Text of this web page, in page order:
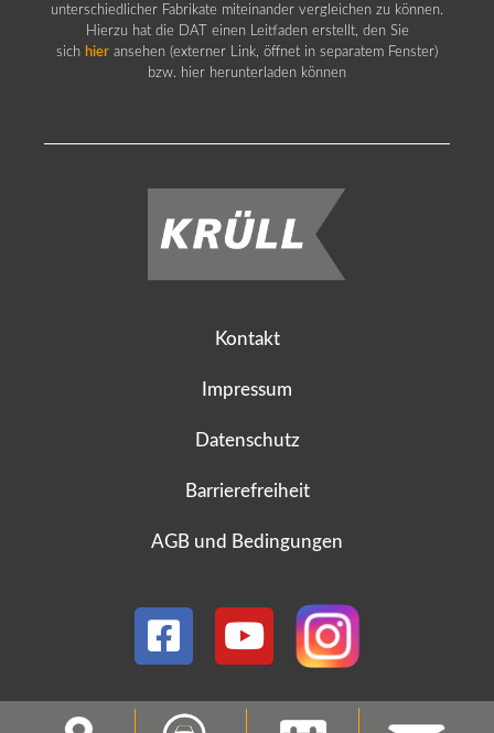
unterschiedlicher Fabrikate miteinander vergleichen zu können.
Hierzu hat die DAT einen Leitfaden erstellt, den Sie
sich hier ansehen (externer Link, öffnet in separatem Fenster)
bzw. hier herunterladen können
Kontakt
Impressum
Datenschutz
Barrierefreiheit
AGB und Bedingungen